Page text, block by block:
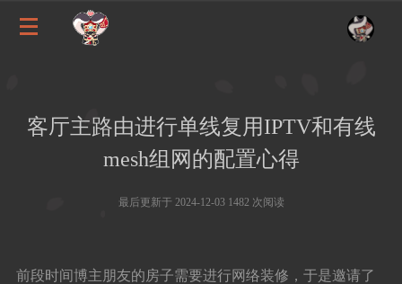
客厅主路由进行单线复用IPTV和有线
mesh组网的配置心得
最后更新于 2024-12-03 1482 次阅读
前段时间博主朋友的房子需要进行网络装修，于是邀请了